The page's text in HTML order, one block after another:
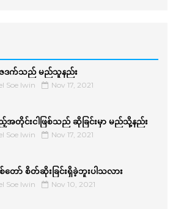
ဒက်သည် မည်သူနည်း
Soe lwin Nov 17, 2021
ည့်အတိုင်းငါဖြစ်သည် ဆိုခြင်းမှာ မည်သို့နည်း
Soe lwin Nov 17, 2021
တော် စိတ်ဆိုးခြင်းရှိခဲ့ဘူးပါသလား
Soe lwin Nov 10, 2021